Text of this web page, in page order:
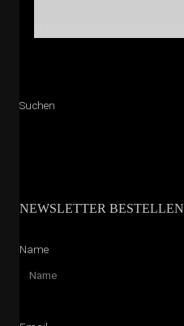
Suchen
NEWSLETTER BESTELLEN
Name